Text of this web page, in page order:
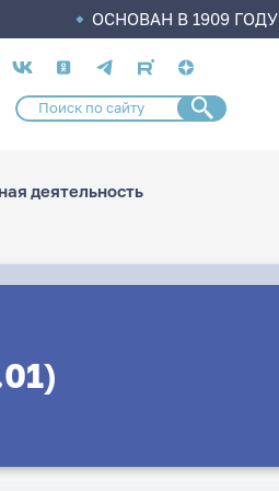
ОСНОВАН В 1909 ГОДУ
Социальные
сети
деятельность